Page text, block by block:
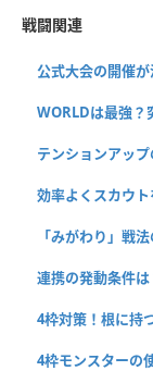
戦闘関連
公式大会の開催
WORLDは最強？
テンションアッ
効率よくスカウ
「みがわり」戦
連携の発動条件は
4枠対策！根に持
4枠モンスターの